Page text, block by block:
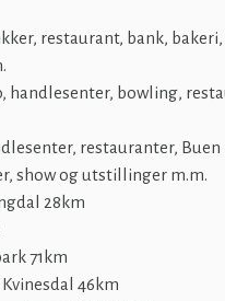
restaurant, bank, bakeri,
handlesenter, bowling,
restauranter,
show og utstillinger m.m.
28km
71km
46km